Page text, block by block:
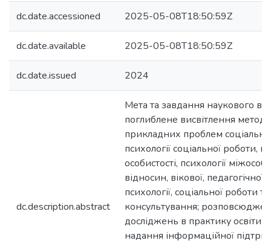
dc.date.accessioned 2025-05-08T18:50:59Z
dc.date.available 2025-05-08T18:50:59Z
dc.date.issued 2024
dc.description.abstract
Мета та завдання наукового
поглиблене висвітлення
прикладних проблем соціальної
психології соціальної роботи,
особистості, психології
відносин, вікової, педагогічної
психології, соціальної роботи та
консультування;
досліджень в практику освіти
надання інформаційної